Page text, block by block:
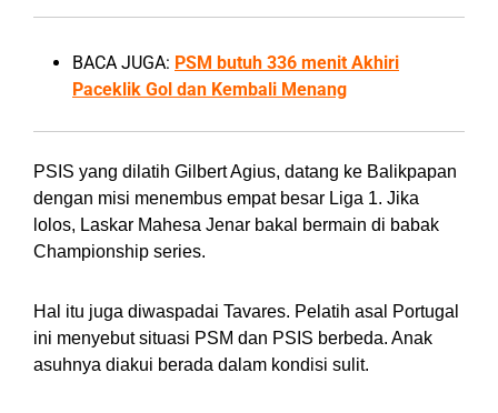
BACA JUGA: PSM butuh 336 menit Akhiri
Paceklik Gol dan Kembali Menang
PSIS yang dilatih Gilbert Agius, datang ke Balikpapan
dengan misi menembus empat besar Liga 1. Jika
lolos, Laskar Mahesa Jenar bakal bermain di babak
Championship series.
Hal itu juga diwaspadai Tavares. Pelatih asal Portugal
ini menyebut situasi PSM dan PSIS berbeda. Anak
asuhnya diakui berada dalam kondisi sulit.